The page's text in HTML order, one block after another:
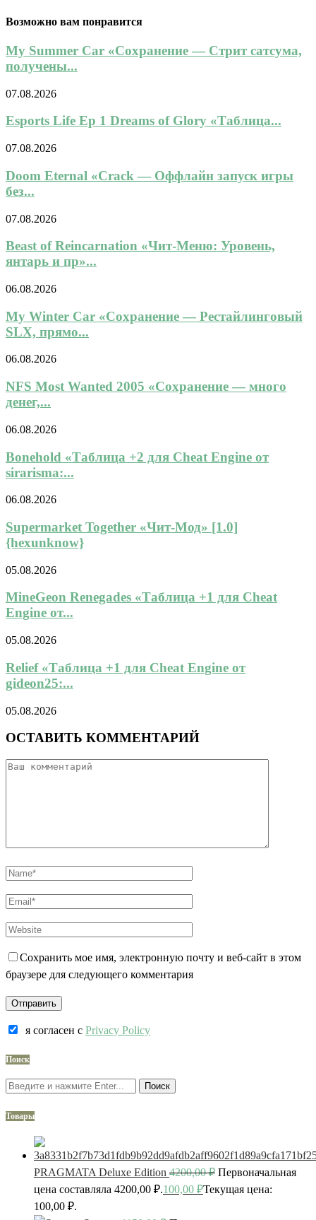
Возможно вам понравится
My Summer Car «Сохранение — Стрит сатсума,
получены...
07.08.2026
Esports Life Ep 1 Dreams of Glory «Таблица...
07.08.2026
Doom Eternal «Crack — Оффлайн запуск игры
без...
07.08.2026
Beast of Reincarnation «Чит-Меню: Уровень,
янтарь и пр»...
06.08.2026
My Winter Car «Сохранение — Рестайлинговый
SLX, прямо...
06.08.2026
NFS Most Wanted 2005 «Сохранение — много
денег,...
06.08.2026
Bonehold «Таблица +2 для Cheat Engine от
sirarisma:...
06.08.2026
Supermarket Together «Чит-Мод» [1.0]
{hexunknow}
05.08.2026
MineGeon Renegades «Таблица +1 для Cheat
Engine от...
05.08.2026
Relief «Таблица +1 для Cheat Engine от
gideon25:...
05.08.2026
ОСТАВИТЬ КОММЕНТАРИЙ
Сохранить мое имя, электронную почту и веб-сайт в этом
браузере для следующего комментария
я согласен c Privacy Policy
Поиск
Поиск
Товары
PRAGMATA Deluxe Edition 4200,00₽ Первоначальная
цена составляла 4200,00 ₽.100,00 ₽Текущая цена:
100,00 ₽.